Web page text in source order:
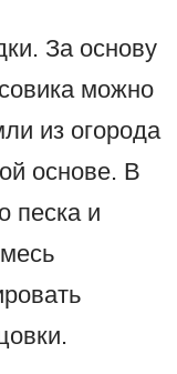
За основу
можно
из огорода
основе. В
песка и